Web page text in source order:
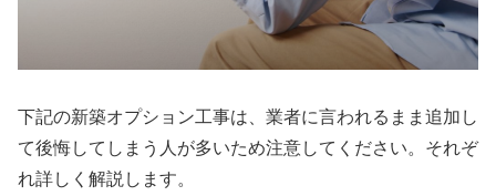
下記の新築オプション工事は、業者に言われるまま追加し
て後悔してしまう人が多いため注意してください。それぞ
れ詳しく解説します。